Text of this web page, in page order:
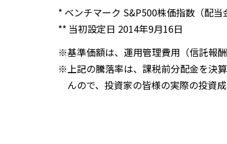
* ベンチマーク S&P500株価指数（配当
** 当初設定日 2014年9月16日
基準価額は、運用管理費用（信託報
上記の騰落率は、課税前分配金を決
んので、投資家の皆様の実際の投資